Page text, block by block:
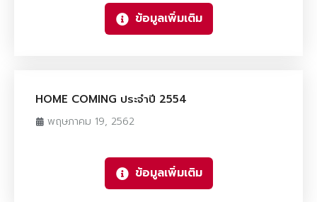
ข้อมูลเพิ่มเติม
HOME COMING ประจำปี 2554
พฤษภาคม 19, 2562
ข้อมูลเพิ่มเติม